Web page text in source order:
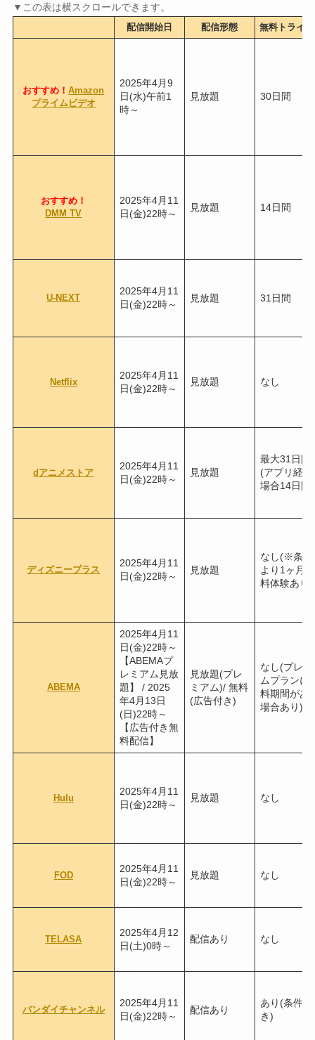
配信開始日 配信形態 無料トライ
おすすめ！Amazon
プライムビデオ
2025年4月9
日(水)午前1
時～
見放題 30日間
おすすめ！
DMM TV
2025年4月11
日(金)22時～
見放題 14日間
U-NEXT
2025年4月11
日(金)22時～
見放題 31日間
Netflix
2025年4月11
日(金)22時～
見放題 なし
dアニメストア
2025年4月11
日(金)22時～
見放題
最大31日間
(アプリ経由
場合14日間)
ディズニープラス
2025年4月11
日(金)22時～
見放題
なし(※条件
より1ヶ月無
料体験あり)
ABEMA
2025年4月11
日(金)22時～
【ABEMAプ
レミアム見放
題】 / 2025
年4月13日
(日)22時～
【広告付き無
料配信】
見放題(プレ
ミアム)/ 無料
(広告付き)
なし(プレミ
ムプランに
料期間があ
場合あり)
Hulu
2025年4月11
日(金)22時～
見放題 なし
FOD
2025年4月11
日(金)22時～
見放題 なし
TELASA
2025年4月12
日(土)0時～
配信あり なし
バンダイチャンネル
2025年4月11
日(金)22時～
配信あり
あり(条件付
き)